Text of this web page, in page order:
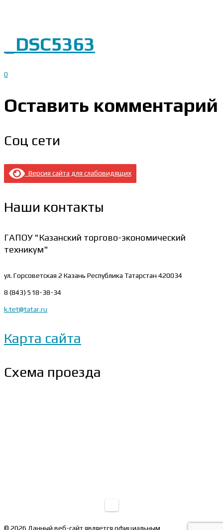
_DSC5363
0
Оставить комментарий
Соц сети
Версия сайта для слабовидящих
Наши контакты
ГАПОУ "Казанский торгово-экономический
техникум"
ул. Горсоветская 2 Казань Республика Татарстан 420034
8 (843) 518-38-34
k.tet@tatar.ru
Карта сайта
Схема проезда
© 2026 Данный веб-сайт является официальным